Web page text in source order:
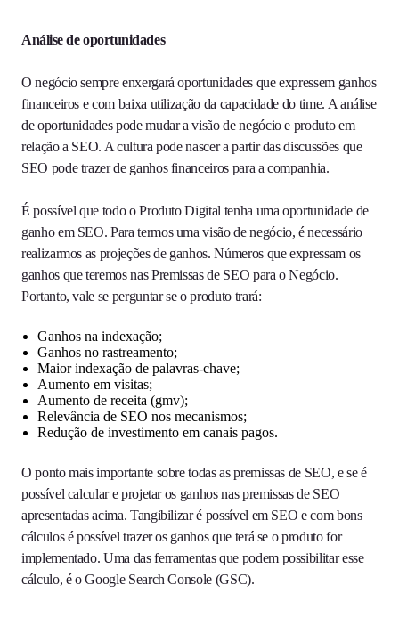
Análise de oportunidades
O negócio sempre enxergará oportunidades que expressem ganhos
financeiros e com baixa utilização da capacidade do time. A análise
de oportunidades pode mudar a visão de negócio e produto em
relação a SEO. A cultura pode nascer a partir das discussões que
SEO pode trazer de ganhos financeiros para a companhia.
É possível que todo o Produto Digital tenha uma oportunidade de
ganho em SEO. Para termos uma visão de negócio, é necessário
realizarmos as projeções de ganhos. Números que expressam os
ganhos que teremos nas Premissas de SEO para o Negócio.
Portanto, vale se perguntar se o produto trará:
Ganhos na indexação;
Ganhos no rastreamento;
Maior indexação de palavras-chave;
Aumento em visitas;
Aumento de receita (gmv);
Relevância de SEO nos mecanismos;
Redução de investimento em canais pagos.
O ponto mais importante sobre todas as premissas de SEO, e se é
possível calcular e projetar os ganhos nas premissas de SEO
apresentadas acima. Tangibilizar é possível em SEO e com bons
cálculos é possível trazer os ganhos que terá se o produto for
implementado. Uma das ferramentas que podem possibilitar esse
cálculo, é o Google Search Console (GSC).